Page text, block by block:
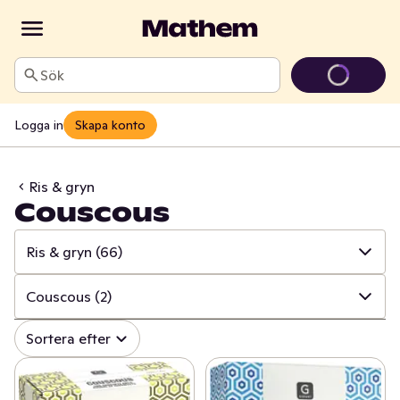
Sök
Logga in Skapa konto
Ris & gryn
Couscous
Ris & gryn (66)
✓ Alla (1706)
✓ Baljväxter & konserver
✓ Pasta & pastasås (215)
Couscous (2)
✓ Alla (66)
✓ Jasminris (12)
Sortera efter